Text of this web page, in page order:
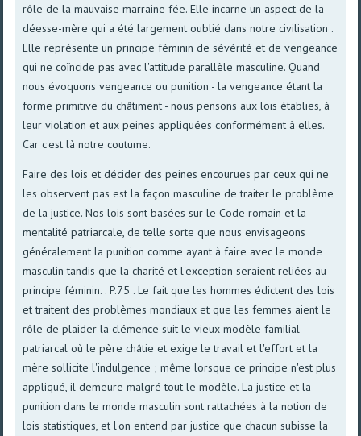
rôle de la mauvaise marraine fée. Elle incarne un aspect de la
déesse-mère qui a été largement oublié dans notre civilisation .
Elle représente un principe féminin de sévérité et de vengeance
qui ne coïncide pas avec l'attitude parallèle masculine. Quand
nous évoquons vengeance ou punition - la vengeance étant la
forme primitive du châtiment - nous pensons aux lois établies, à
leur violation et aux peines appliquées conformément à elles.
Car c'est là notre coutume.
Faire des lois et décider des peines encourues par ceux qui ne
les observent pas est la façon masculine de traiter le problème
de la justice. Nos lois sont basées sur le Code romain et la
mentalité patriarcale, de telle sorte que nous envisageons
généralement la punition comme ayant à faire avec le monde
masculin tandis que la charité et l'exception seraient reliées au
principe féminin. . P.75 . Le fait que les hommes édictent des lois
et traitent des problèmes mondiaux et que les femmes aient le
rôle de plaider la clémence suit le vieux modèle familial
patriarcal où le père châtie et exige le travail et l'effort et la
mère sollicite l'indulgence ; même lorsque ce principe n'est plus
appliqué, il demeure malgré tout le modèle. La justice et la
punition dans le monde masculin sont rattachées à la notion de
lois statistiques, et l'on entend par justice que chacun subisse la